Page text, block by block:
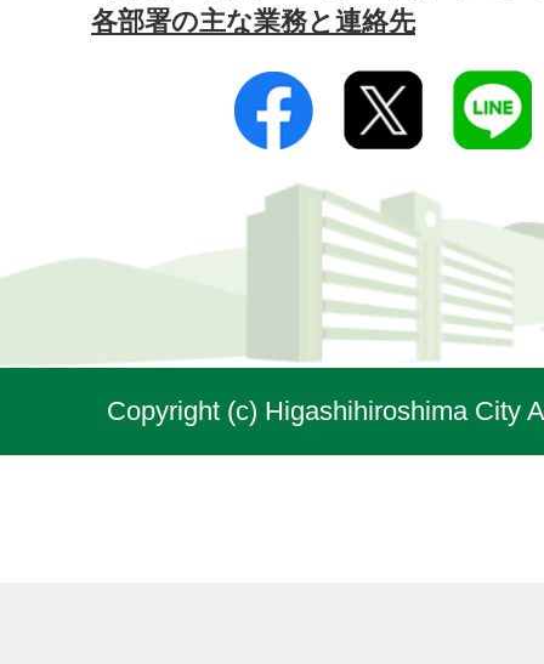
各部署の主な業務と連絡先
Copyright (c) Higashihiroshima City